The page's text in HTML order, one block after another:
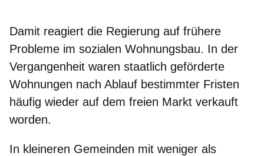
Damit reagiert die Regierung auf frühere
Probleme im sozialen Wohnungsbau. In der
Vergangenheit waren staatlich geförderte
Wohnungen nach Ablauf bestimmter Fristen
häufig wieder auf dem freien Markt verkauft
worden.
In kleineren Gemeinden mit weniger als